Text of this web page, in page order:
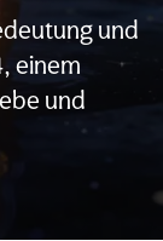
und
einem
und